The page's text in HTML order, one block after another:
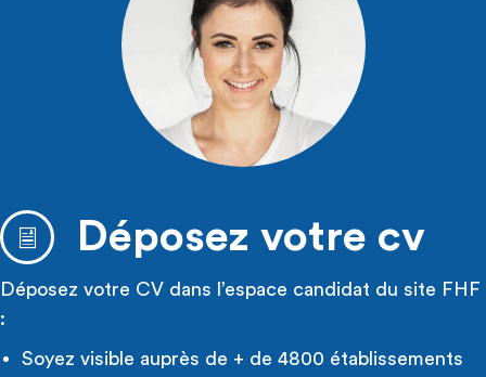
Déposez votre cv
Déposez votre CV dans l’espace candidat du site FHF
:
Soyez visible auprès de + de 4800 établissements